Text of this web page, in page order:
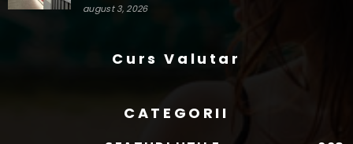
august 3, 2026
Curs Valutar
CATEGORII